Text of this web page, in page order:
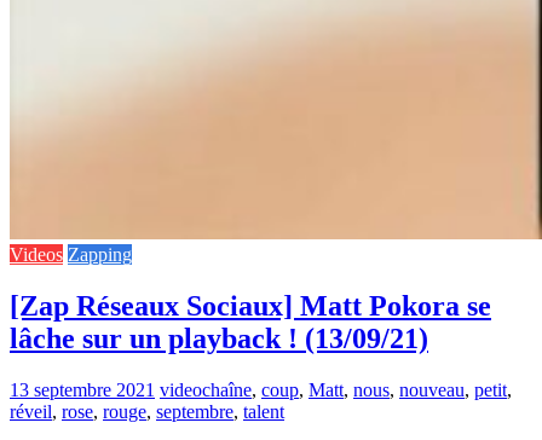
Videos Zapping
[Zap Réseaux Sociaux] Matt Pokora se
lâche sur un playback ! (13/09/21)
13 septembre 2021 videochaîne, coup, Matt, nous, nouveau, petit,
réveil, rose, rouge, septembre, talent